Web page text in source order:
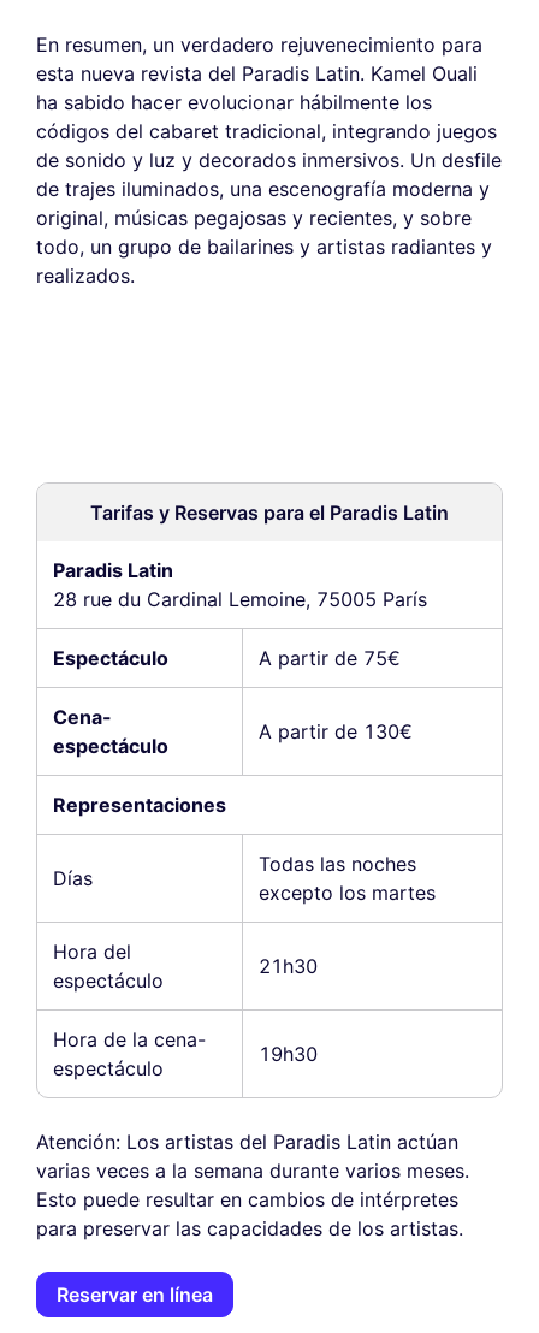
En resumen, un verdadero rejuvenecimiento para
esta nueva revista del Paradis Latin. Kamel Ouali
ha sabido hacer evolucionar hábilmente los
códigos del cabaret tradicional, integrando juegos
de sonido y luz y decorados inmersivos. Un desfile
de trajes iluminados, una escenografía moderna y
original, músicas pegajosas y recientes, y sobre
todo, un grupo de bailarines y artistas radiantes y
realizados.
Tarifas y Reservas para el Paradis Latin
Paradis Latin
28 rue du Cardinal Lemoine, 75005 París
Espectáculo A partir de 75€
Cena-
espectáculo
A partir de 130€
Representaciones
Días
Todas las noches
excepto los martes
Hora del
espectáculo
21h30
Hora de la cena-
espectáculo
19h30
Atención: Los artistas del Paradis Latin actúan
varias veces a la semana durante varios meses.
Esto puede resultar en cambios de intérpretes
para preservar las capacidades de los artistas.
Reservar en línea